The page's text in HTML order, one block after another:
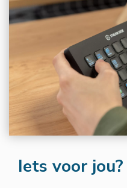
Iets voor jou?